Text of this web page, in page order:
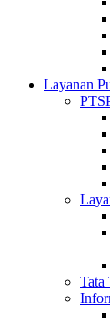
Layanan
Tata